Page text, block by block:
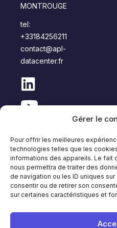
Gérer le
Pour offrir les meilleures
technologies telles que les
informations des appareils. Le fait
nous permettra de traiter des
de navigation ou les ID uniques
consentir ou de retirer son
sur certaines caractéristiques et
MONTROUGE
tel:
+33184256211
contact@apl-
datacenter.fr
Copyright © APL Data Center
Protection